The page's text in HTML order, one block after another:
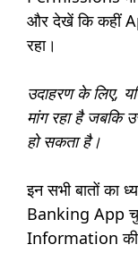
और देखें कि कहीं
रहा।
उदाहरण के लिए,
मांग रहा है जबकि
हो सकता है।
इन सभी बातों का
Banking App
Information की